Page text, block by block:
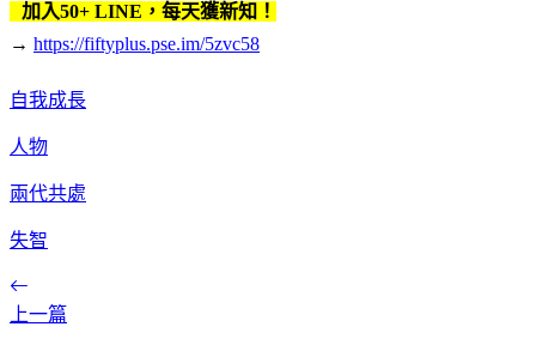
加入50+ LINE，每天獲新知！
→ https://fiftyplus.pse.im/5zvc58
自我成長
人物
兩代共處
失智
上一篇